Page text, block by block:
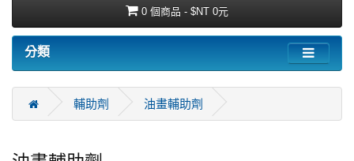
0 個商品 - $NT 0元
分類
輔助劑 油畫輔助劑